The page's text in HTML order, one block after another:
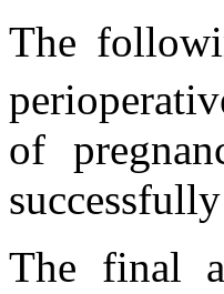
The
of
The final